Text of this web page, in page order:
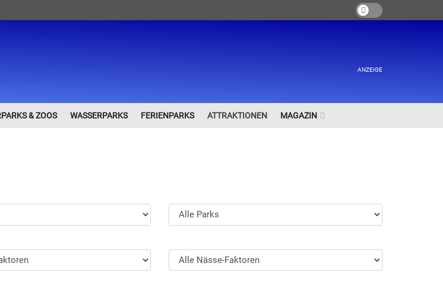
ANZEIGE
& ZOOS WASSERPARKS FERIENPARKS ATTRAKTIONEN MAGAZIN